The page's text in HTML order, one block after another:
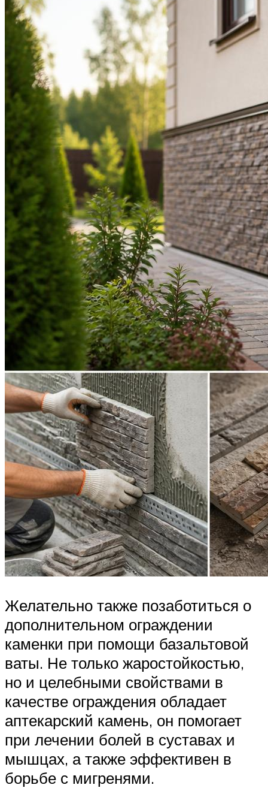
Желательно также позаботиться о
дополнительном ограждении
каменки при помощи базальтовой
ваты. Не только жаростойкостью,
но и целебными свойствами в
качестве ограждения обладает
аптекарский камень, он помогает
при лечении болей в суставах и
мышцах, а также эффективен в
борьбе с мигренями.